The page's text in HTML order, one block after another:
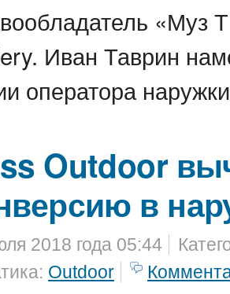
«Муз
Иван Таврин
оператора
Outdoor
в
2018 года 05:44
Outdoor